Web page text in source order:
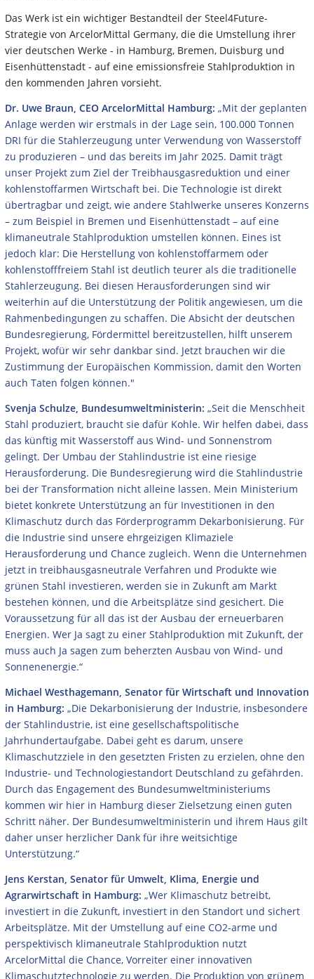
Das Werk ist ein wichtiger Bestandteil der Steel4Future-
Strategie von ArcelorMittal Germany, die die Umstellung ihrer
vier deutschen Werke - in Hamburg, Bremen, Duisburg und
Eisenhüttenstadt - auf eine emissionsfreie Stahlproduktion in
den kommenden Jahren vorsieht.
Dr. Uwe Braun, CEO ArcelorMittal Hamburg: „Mit der geplanten
Anlage werden wir erstmals in der Lage sein, 100.000 Tonnen
DRI für die Stahlerzeugung unter Verwendung von Wasserstoff
zu produzieren – und das bereits im Jahr 2025. Damit trägt
unser Projekt zum Ziel der Treibhausgasreduktion und einer
kohlenstoffarmen Wirtschaft bei. Die Technologie ist direkt
übertragbar und zeigt, wie andere Stahlwerke unseres Konzerns
– zum Beispiel in Bremen und Eisenhüttenstadt – auf eine
klimaneutrale Stahlproduktion umstellen können. Eines ist
jedoch klar: Die Herstellung von kohlenstoffarmem oder
kohlenstofffreiem Stahl ist deutlich teurer als die traditionelle
Stahlerzeugung. Bei diesen Herausforderungen sind wir
weiterhin auf die Unterstützung der Politik angewiesen, um die
Rahmenbedingungen zu schaffen. Die Absicht der deutschen
Bundesregierung, Fördermittel bereitzustellen, hilft unserem
Projekt, wofür wir sehr dankbar sind. Jetzt brauchen wir die
Zustimmung der Europäischen Kommission, damit den Worten
auch Taten folgen können."
Svenja Schulze, Bundesumweltministerin: „Seit die Menschheit
Stahl produziert, braucht sie dafür Kohle. Wir helfen dabei, dass
das künftig mit Wasserstoff aus Wind- und Sonnenstrom
gelingt. Der Umbau der Stahlindustrie ist eine riesige
Herausforderung. Die Bundesregierung wird die Stahlindustrie
bei der Transformation nicht alleine lassen. Mein Ministerium
bietet konkrete Unterstützung an für Investitionen in den
Klimaschutz durch das Förderprogramm Dekarbonisierung. Für
die Industrie sind unsere ehrgeizigen Klimaziele
Herausforderung und Chance zugleich. Wenn die Unternehmen
jetzt in treibhausgasneutrale Verfahren und Produkte wie
grünen Stahl investieren, werden sie in Zukunft am Markt
bestehen können, und die Arbeitsplätze sind gesichert. Die
Voraussetzung für all das ist der Ausbau der erneuerbaren
Energien. Wer Ja sagt zu einer Stahlproduktion mit Zukunft, der
muss auch Ja sagen zum beherzten Ausbau von Wind- und
Sonnenenergie.“
Michael Westhagemann, Senator für Wirtschaft und Innovation
in Hamburg: „Die Dekarbonisierung der Industrie, insbesondere
der Stahlindustrie, ist eine gesellschaftspolitische
Jahrhundertaufgabe. Dabei geht es darum, unsere
Klimaschutzziele in den gesetzten Fristen zu erzielen, ohne den
Industrie- und Technologiestandort Deutschland zu gefährden.
Durch das Engagement des Bundesumweltministeriums
kommen wir hier in Hamburg dieser Zielsetzung einen guten
Schritt näher. Der Bundesumweltministerin und ihrem Haus gilt
daher unser herzlicher Dank für ihre weitsichtige
Unterstützung.“
Jens Kerstan, Senator für Umwelt, Klima, Energie und
Agrarwirtschaft in Hamburg: „Wer Klimaschutz betreibt,
investiert in die Zukunft, investiert in den Standort und sichert
Arbeitsplätze. Mit der Umstellung auf eine CO2-arme und
perspektivisch klimaneutrale Stahlproduktion nutzt
ArcelorMittal die Chance, Vorreiter einer innovativen
Klimaschutztechnologie zu werden. Die Produktion von grünem